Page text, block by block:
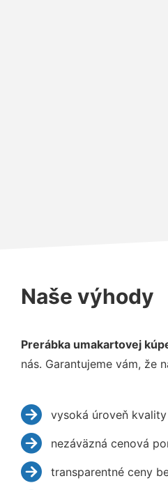
Naše výhody
Prerábka umakartovej
nás. Garantujeme vám, že
vysoká úroveň
nezáväzná cenová
transparentné ceny